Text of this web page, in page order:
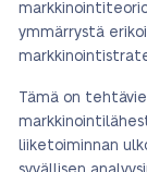
ymmärrystä
Tämä on
liiketoiminnan